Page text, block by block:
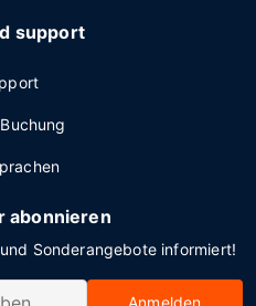
support
abonnieren
Sonderangebote informiert!
Anmelden